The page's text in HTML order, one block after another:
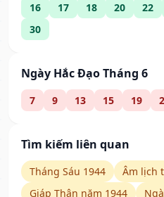
16
17 18 20 22
30
Ngày Hắc Đạo Tháng 6
7 9 13 15 19
Tìm kiếm liên quan
Tháng Sáu 1944
Âm lịch
Giáp Thân năm 1944